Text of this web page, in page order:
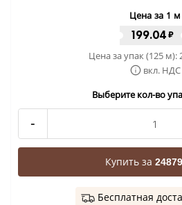
Цена за 1 м
199.04 ₽
Цена за упак (125 м):
вкл. НДС
Выберите кол-во
-
Купить за
Бесплатная